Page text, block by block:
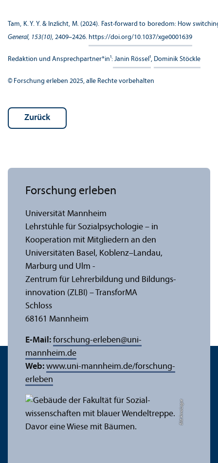
Tam, K. Y. Y. & Inzlicht, M. (2024). Fast-forward to boredom: How
General, 153(10), 2409–2426. https://doi.org/10.1037/xge0001639
Redaktion und Ansprech­partner*in¹: Janin Rössel¹, Dominik Stöckle
© Forschung erleben 2025, alle Rechte vorbehalten
Zurück
Bild: Anna Logue
Forschung erleben
Universität Mannheim
Lehr­stühle für Sozialpsychologie – in
Kooperation mit Mitgliedern an den
Universitäten Basel, Koblenz–Landau,
Marburg und Ulm -
Zentrum für Lehr­erbildung und Bildungs­
innovation (ZLBI) – Trans­forMA
Schloss
68161 Mannheim
E-Mail: forschung-erleben@uni-
mannheim.de
Web: www.uni-mannheim.de/forschung-
erleben